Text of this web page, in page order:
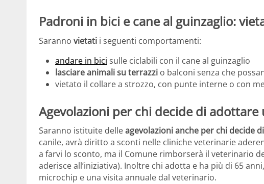
Padroni in bici e cane al guinzaglio:
Saranno vietati i seguenti comportamenti:
andare in bici sulle ciclabili con il cane al guinzaglio
lasciare animali su terrazzi o balconi senza che
vietato il collare a strozzo, con punte interne o con
Agevolazioni per chi decide di adottare
Saranno istituite delleagevolazioni anche per chi decide
canile, avrà diritto a sconti nelle cliniche veterinarie
a farvi lo sconto, ma il Comune rimborserà il veterinario
aderisce all’iniziativa). Inoltre chi adotta e ha più di 65
microchip e una visita annuale dal veterinario.